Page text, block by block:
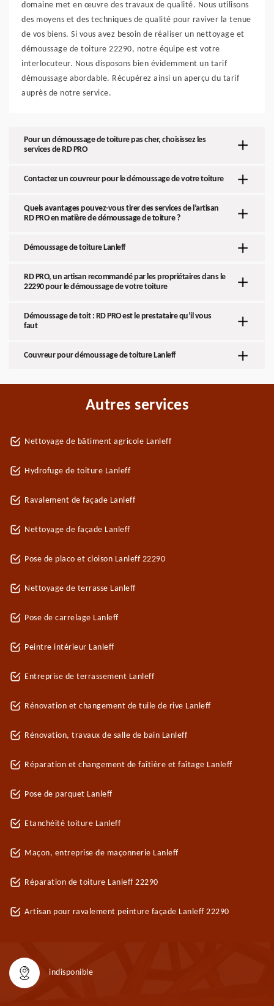
domaine met en œuvre des travaux de qualité. Nous utilisons
des moyens et des techniques de qualité pour raviver la tenue
de vos biens. Si vous avez besoin de réaliser un nettoyage et
démoussage de toiture 22290, notre équipe est votre
interlocuteur. Nous disposons bien évidemment un tarif
démoussage abordable. Récupérez ainsi un aperçu du tarif
auprès de notre service.
Pour un démoussage de toiture pas cher, choisissez les
services de RD PRO
Contactez un couvreur pour le démoussage de votre toiture
Quels avantages pouvez-vous tirer des services de l’artisan
RD PRO en matière de démoussage de toiture ?
Démoussage de toiture Lanleff
RD PRO, un artisan recommandé par les propriétaires dans le
22290 pour le démoussage de votre toiture
Démoussage de toit : RD PRO est le prestataire qu’il vous
faut
Couvreur pour démoussage de toiture Lanleff
Autres services
Nettoyage de bâtiment agricole Lanleff
Hydrofuge de toiture Lanleff
Ravalement de façade Lanleff
Nettoyage de façade Lanleff
Pose de placo et cloison Lanleff 22290
Nettoyage de terrasse Lanleff
Pose de carrelage Lanleff
Peintre intérieur Lanleff
Entreprise de terrassement Lanleff
Rénovation et changement de tuile de rive Lanleff
Rénovation, travaux de salle de bain Lanleff
Réparation et changement de faîtière et faîtage Lanleff
Pose de parquet Lanleff
Etanchéité toiture Lanleff
Maçon, entreprise de maçonnerie Lanleff
Réparation de toiture Lanleff 22290
Artisan pour ravalement peinture façade Lanleff 22290
indisponible